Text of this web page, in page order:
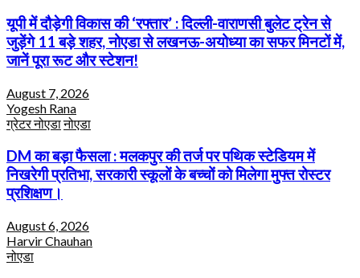
यूपी में दौड़ेगी विकास की ‘रफ्तार’ : दिल्ली-वाराणसी बुलेट ट्रेन से
जुड़ेंगे 11 बड़े शहर, नोएडा से लखनऊ-अयोध्या का सफर मिनटों में,
जानें पूरा रूट और स्टेशन!
August 7, 2026
Yogesh Rana
ग्रेटर नोएडानोएडा
DM का बड़ा फैसला : मलकपुर की तर्ज पर पथिक स्टेडियम में
निखरेगी प्रतिभा, सरकारी स्कूलों के बच्चों को मिलेगा मुफ्त रोस्टर
प्रशिक्षण।
August 6, 2026
Harvir Chauhan
नोएडा